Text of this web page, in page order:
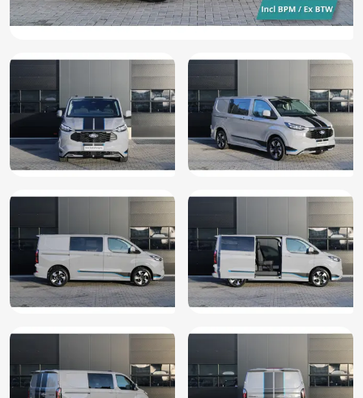
Lendesteun(en) verstelbaar
Navigatiesysteem
Oplaadmogelijkheid
Parkeersensor achter
Parkeersensor voor
Radio
Rijstrooksensor met correctie
Rondomzicht camera
Sportief interieur
Sportstoelen
Stuur kunstleder
Tussenschot volledig
Uitparkeer waarschuwing
Uitstap waarschuwing